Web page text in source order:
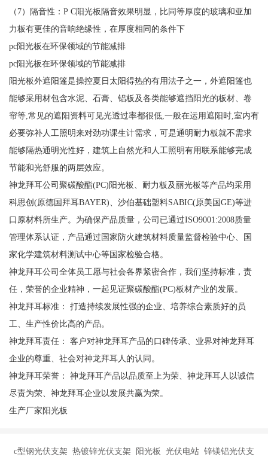
（7）隔音性：P C阳光板隔音效果明显，比同等厚度的玻璃和亚加
力板有更佳的音响绝缘性，在厚度相同的条件下
pc阳光板在环保领域的节能减排
pc阳光板在环保领域的节能减排
阳光板外遮阳篷是操控夏日太阳得热的有用法子之一，外遮阳篷也
能够采用材包含水泥、石膏、铝板及各类能够遮挡阳光的板材、卷
帘等,常见的遮阳资料可见光透过率都很低,一般在运用遮阳时,室内有
必要弥补人工照明来对劲功课生计需求，可是通明耐力板就不需求
能够隔热通明光性好，建筑上自然光和人工照明有用联系能够完成
节能和光舒服的两层效应。
神龙拜耳公司聚碳酸酯(PC)阳光板、耐力板及丽光板等产品均采用
科思创(原德国拜耳BAYER)、沙伯基础塑料SABIC(原美国GE)等进
口原材料所生产。为确保产品质量，公司已通过ISO9001:2008质量
管理体系认证，产品通过国家防火建筑材料质量监督检验中心、国
家化学建筑材料测试中心等国家检验合格。
神龙拜耳公司全体员工愿与社会各界紧密合作，我们坚持标准，责
任，荣誉的企业精神，一起见证聚碳酸酯(PC)板材产业的发展。
神龙拜耳标准： 打造持续发展性强的企业、培养综合素质好的员
工、生产性价比高的产品。
神龙拜耳责任： 客户对神龙拜耳产品的口碑传承、业界对神龙拜耳
企业的尊重、社会对神龙拜耳人的认同。
神龙拜耳荣誉： 神龙拜耳产品以品质至上为荣、神龙拜耳人以诚信
尽责为荣、神龙拜耳企业以发展共赢为荣。
生产厂家阳光板
c型钢光伏支架 热镀锌光伏支架 阳光板 光伏电站 锌镁铝光伏支